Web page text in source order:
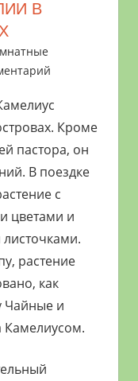
В
Кроме
пастора, он
В поездке
с
цветами и
растение
как
Чайные и
Камелиусом.